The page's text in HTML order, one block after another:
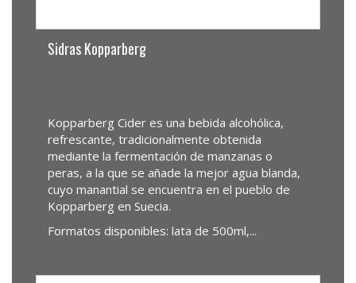
Sidras Kopparberg
Kopparberg Cider es una bebida alcohólica,
refrescante, tradicionalmente obtenida
mediante la fermentación de manzanas o
peras, a la que se añade la mejor agua blanda,
cuyo manantial se encuentra en el pueblo de
Kopparberg en Suecia.
Formatos disponibles: lata de 500ml,...